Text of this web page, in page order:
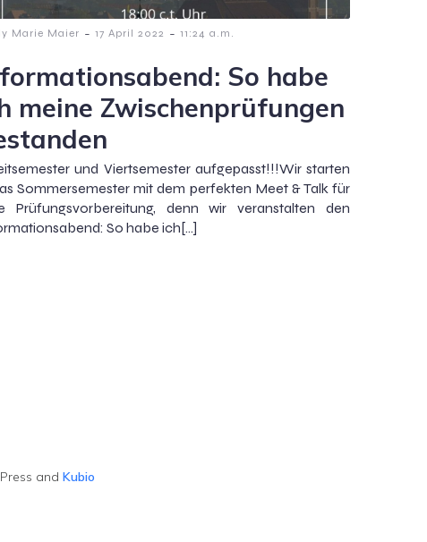
Marie Maier - 17 April 2022 - 11:24 a.m.
So habe
meine Zwischenprüfungen
und Viertsemester aufgepasst!!!Wir starten
Sommersemester mit dem perfekten Meet & Talk für
Prüfungsvorbereitung, denn wir veranstalten den
So habe ich[…]
and Kubio